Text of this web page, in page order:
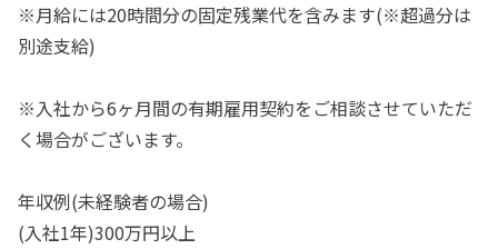
※月給には20時間分の固定残業代を含みます(※超過分は
別途支給)
※入社から6ヶ月間の有期雇用契約をご相談させていただ
く場合がございます。
年収例(未経験者の場合)
(入社1年)300万円以上